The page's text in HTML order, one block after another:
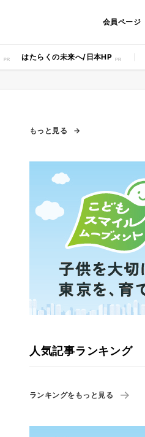
会員ページ
はたらくの未来へ/日本HP
もっと見る
人気記事ランキング
ランキングをもっと見る